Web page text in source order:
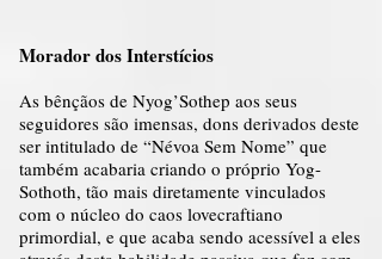
Morador dos Interstícios
As bênçãos de Nyog’Sothep aos seus
seguidores são imensas, dons derivados deste
ser intitulado de “Névoa Sem Nome” que
também acabaria criando o próprio Yog-
Sothoth, tão mais diretamente vinculados
com o núcleo do caos lovecraftiano
primordial, e que acaba sendo acessível a eles